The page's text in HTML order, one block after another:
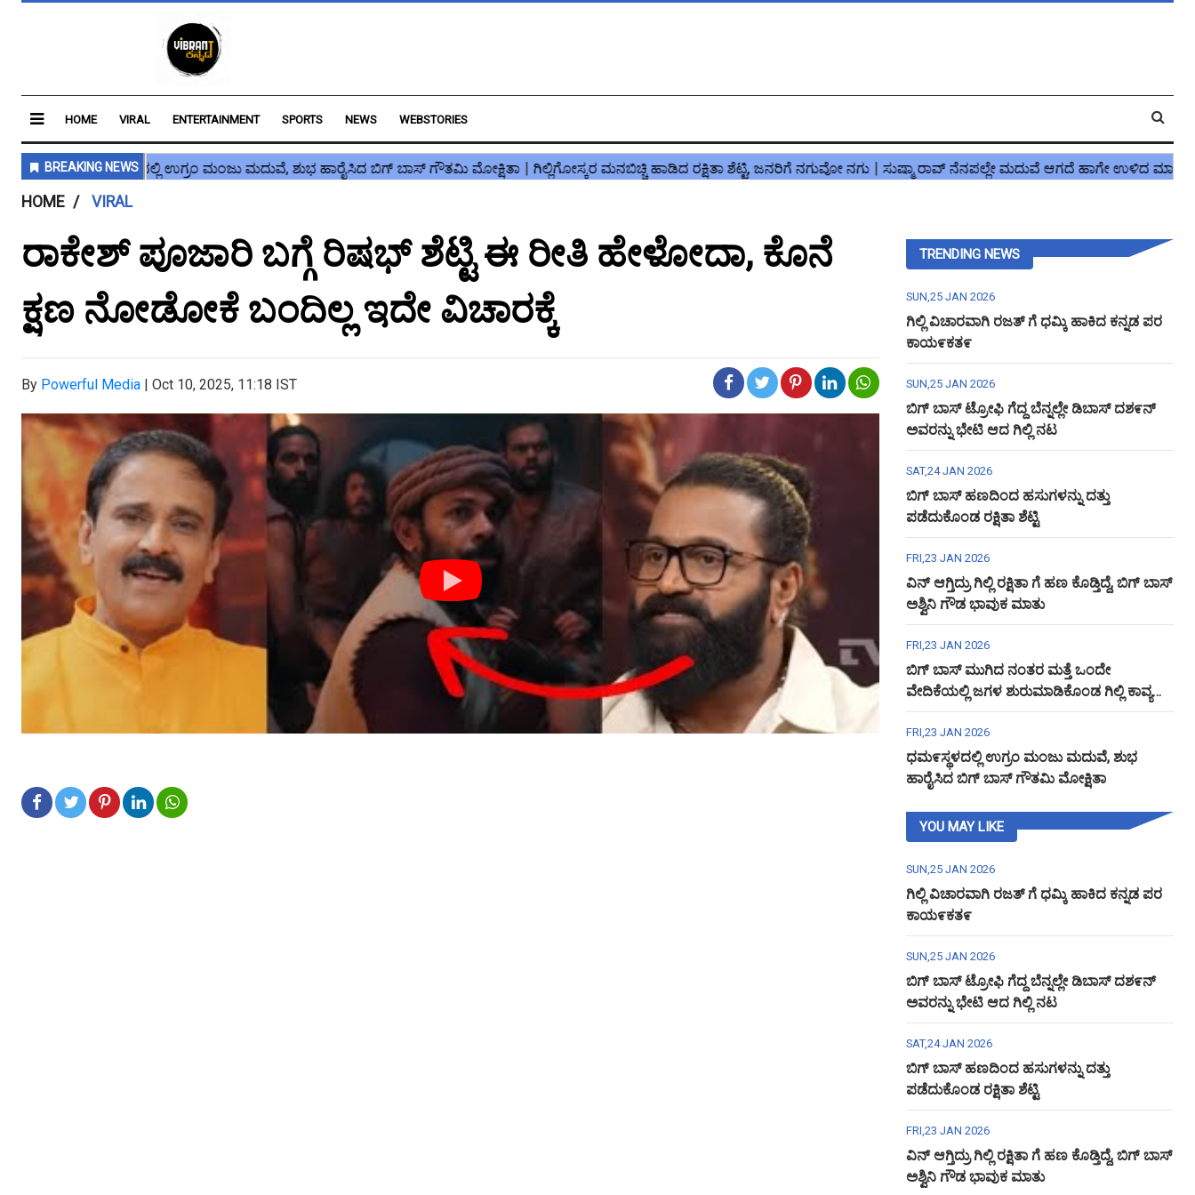
HOME VIRAL ENTERTAINMENT SPORTS NEWS WEBSTORIES
HOME VIRAL
ರಾಕೇಶ್ ಪೂಜಾರಿ ಬಗ್ಗೆ ರಿಷಭ್ ಶೆಟ್ಟಿ ಈ ರೀತಿ ಹೇಳೋದಾ, ಕೊನೆ
ಕ್ಷಣ‌ ನೋಡೋಕೆ ಬಂದಿಲ್ಲ ಇದೇ ವಿಚಾರಕ್ಕೆ
By Powerful Media | Oct 10, 2025, 11:18 IST
TRENDING NEWS
SUN,25 JAN 2026
ಗಿಲ್ಲಿ ವಿಚಾರವಾಗಿ ರಜತ್ ಗೆ ಧಮ್ಕಿ ಹಾಕಿದ ಕನ್ನಡ ಪರ
ಕಾಯ೯ಕತ೯
SUN,25 JAN 2026
ಬಿಗ್ ಬಾಸ್ ಟ್ರೋಫಿ ಗೆದ್ದ ಬೆನ್ನಲ್ಲೇ ಡಿಬಾಸ್ ದಶ೯ನ್
ಅವರನ್ನು ಭೇಟಿ ಆದ ಗಿಲ್ಲಿ ನಟ
SAT,24 JAN 2026
ಬಿಗ್ ಬಾಸ್ ಹಣದಿಂದ ಹಸುಗಳನ್ನು ದತ್ತು
ಪಡೆದುಕೊಂಡ ರಕ್ಷಿತಾ ಶೆಟ್ಟಿ
FRI,23 JAN 2026
ವಿನ್ ಆಗ್ತಿದ್ರು ಗಿಲ್ಲಿ ರಕ್ಷಿತಾ ಗೆ ಹಣ ಕೊಡ್ತಿದ್ದೆ, ಬಿಗ್ ಬಾಸ್
ಅಶ್ವಿನಿ ಗೌಡ ಭಾವುಕ ಮಾತು
FRI,23 JAN 2026
ಬಿಗ್ ಬಾಸ್ ಮುಗಿದ ನಂತರ ಮತ್ತೆ ಒಂದೇ
ವೇದಿಕೆಯಲ್ಲಿ ಜಗಳ ಶುರುಮಾಡಿಕೊಂಡ ಗಿಲ್ಲಿ ಕಾವ್ಯ
ಅಶ್ವಿನಿ ಗೌಡ
FRI,23 JAN 2026
ಧಮ೯ಸ್ಥಳದಲ್ಲಿ ಉಗ್ರಂ ಮಂಜು ಮದುವೆ, ಶುಭ
ಹಾರೈಸಿದ ಬಿಗ್ ಬಾಸ್ ಗೌತಮಿ ಮೋಕ್ಷಿತಾ
YOU MAY LIKE
SUN,25 JAN 2026
ಗಿಲ್ಲಿ ವಿಚಾರವಾಗಿ ರಜತ್ ಗೆ ಧಮ್ಕಿ ಹಾಕಿದ ಕನ್ನಡ ಪರ
ಕಾಯ೯ಕತ೯
SUN,25 JAN 2026
ಬಿಗ್ ಬಾಸ್ ಟ್ರೋಫಿ ಗೆದ್ದ ಬೆನ್ನಲ್ಲೇ ಡಿಬಾಸ್ ದಶ೯ನ್
ಅವರನ್ನು ಭೇಟಿ ಆದ ಗಿಲ್ಲಿ ನಟ
SAT,24 JAN 2026
ಬಿಗ್ ಬಾಸ್ ಹಣದಿಂದ ಹಸುಗಳನ್ನು ದತ್ತು
ಪಡೆದುಕೊಂಡ ರಕ್ಷಿತಾ ಶೆಟ್ಟಿ
FRI,23 JAN 2026
ವಿನ್ ಆಗ್ತಿದ್ರು ಗಿಲ್ಲಿ ರಕ್ಷಿತಾ ಗೆ ಹಣ ಕೊಡ್ತಿದ್ದೆ, ಬಿಗ್ ಬಾಸ್
ಅಶ್ವಿನಿ ಗೌಡ ಭಾವುಕ ಮಾತು